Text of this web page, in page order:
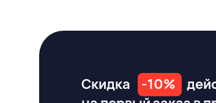
Скидка -10%